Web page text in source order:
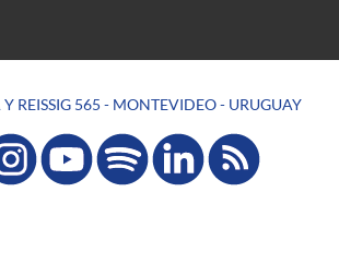
Y REISSIG 565 - MONTEVIDEO - URUGUAY